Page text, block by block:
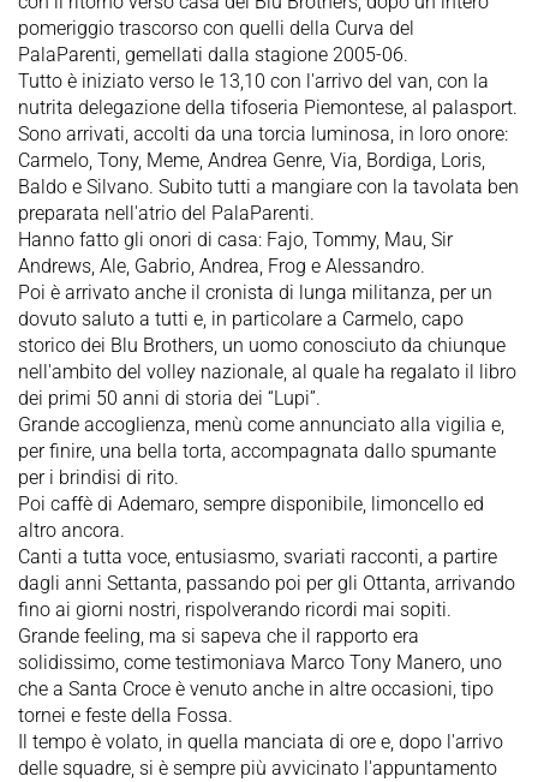
pomeriggio trascorso con quelli della Curva del
PalaParenti, gemellati dalla stagione 2005-06.
Tutto è iniziato verso le 13,10 con l'arrivo del van, con la
nutrita delegazione della tifoseria Piemontese, al palasport.
Sono arrivati, accolti da una torcia luminosa, in loro onore:
Carmelo, Tony, Meme, Andrea Genre, Via, Bordiga, Loris,
Baldo e Silvano. Subito tutti a mangiare con la tavolata ben
preparata nell'atrio del PalaParenti.
Hanno fatto gli onori di casa: Fajo, Tommy, Mau, Sir
Andrews, Ale, Gabrio, Andrea, Frog e Alessandro.
Poi è arrivato anche il cronista di lunga militanza, per un
dovuto saluto a tutti e, in particolare a Carmelo, capo
storico dei Blu Brothers, un uomo conosciuto da chiunque
nell'ambito del volley nazionale, al quale ha regalato il libro
dei primi 50 anni di storia dei “Lupi”.
Grande accoglienza, menù come annunciato alla vigilia e,
per finire, una bella torta, accompagnata dallo spumante
per i brindisi di rito.
Poi caffè di Ademaro, sempre disponibile, limoncello ed
altro ancora.
Canti a tutta voce, entusiasmo, svariati racconti, a partire
dagli anni Settanta, passando poi per gli Ottanta, arrivando
fino ai giorni nostri, rispolverando ricordi mai sopiti.
Grande feeling, ma si sapeva che il rapporto era
solidissimo, come testimoniava Marco Tony Manero, uno
che a Santa Croce è venuto anche in altre occasioni, tipo
tornei e feste della Fossa.
Il tempo è volato, in quella manciata di ore e, dopo l'arrivo
delle squadre, si è sempre più avvicinato l'appuntamento